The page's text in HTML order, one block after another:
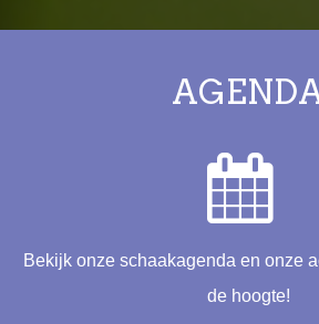
Bekijk onze schaakagenda en onze
de hoogte!